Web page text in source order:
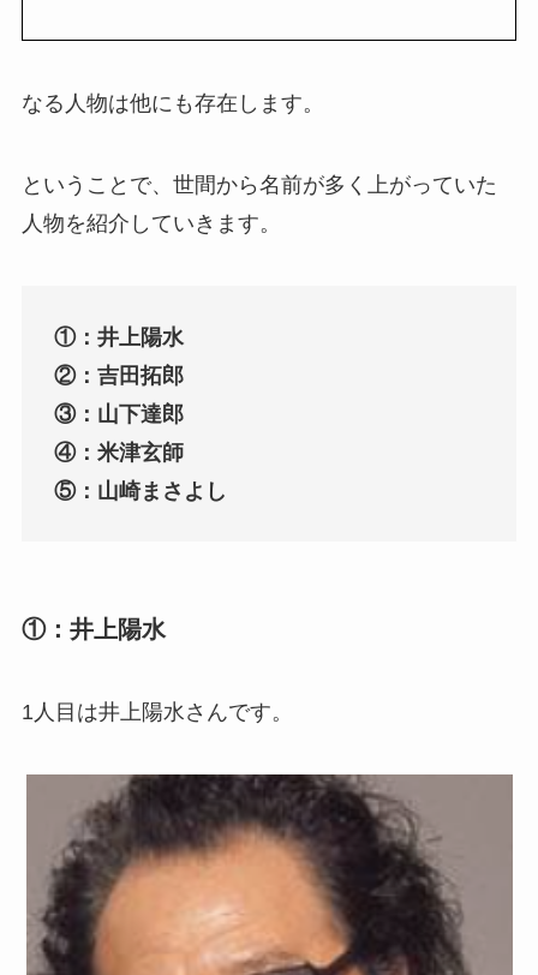
なる人物は他にも存在します。
ということで、世間から名前が多く上がっていた
人物を紹介していきます。
①：井上陽水
②：吉田拓郎
③：山下達郎
④：米津玄師
⑤：山崎まさよし
①：井上陽水
1人目は井上陽水さんです。